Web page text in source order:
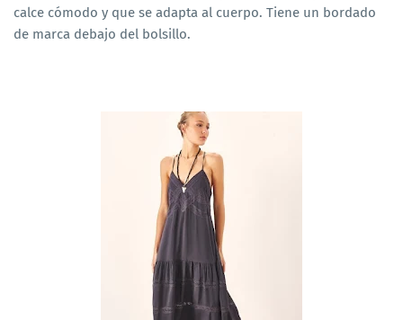
calce cómodo y que se adapta al cuerpo. Tiene un bordado
de marca debajo del bolsillo.